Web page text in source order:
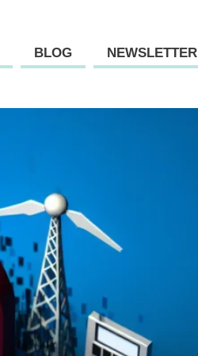
BLOG NEWSLETTER